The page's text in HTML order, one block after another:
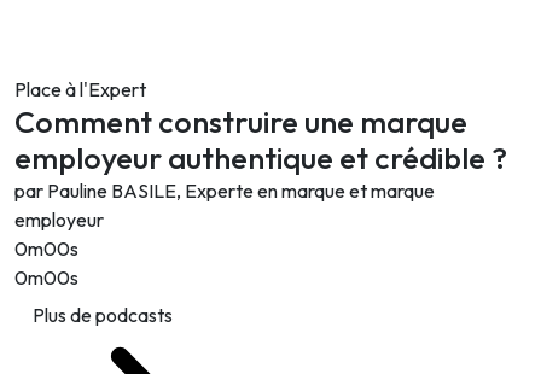
Place à l'Expert
Comment construire une marque
employeur authentique et crédible ?
par Pauline BASILE, Experte en marque et marque
employeur
0m00s
0m00s
Plus de podcasts